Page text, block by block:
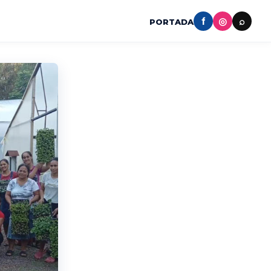
PORTADA f ◎ ⌕